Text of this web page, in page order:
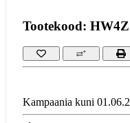
Tootekood:
Kampaania kuni